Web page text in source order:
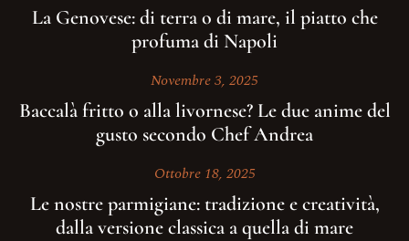
La Genovese: di terra o di mare, il piatto che
profuma di Napoli
Novembre 3, 2025
Baccalà fritto o alla livornese? Le due anime del
gusto secondo Chef Andrea
Ottobre 18, 2025
Le nostre parmigiane: tradizione e creatività,
dalla versione classica a quella di mare